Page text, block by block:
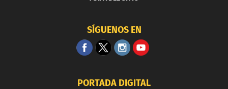
SÍGUENOS EN
PORTADA DIGITAL